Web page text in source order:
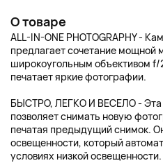
О товаре
ALL-IN-ONE PHOTOGRAPHY -
предлагает сочетание мощной
широкоугольным объективом f/
печатает яркие фотографии.
БЫСТРО, ЛЕГКО И ВЕСЕЛО - Эта
позволяет снимать новую
печатая предыдущий снимок.
освещенности, который
условиях низкой освещенности.